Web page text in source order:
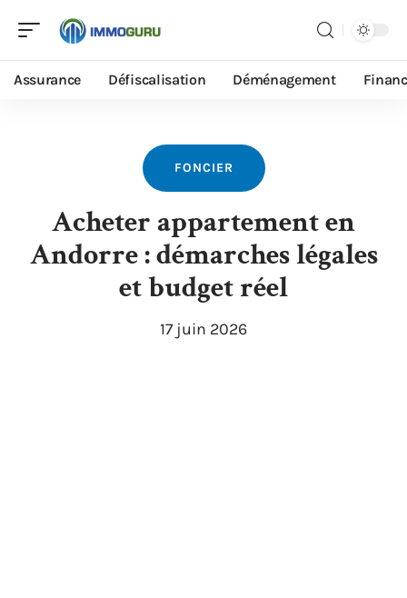
Assurance Défiscalisation Déménagement
FONCIER
Acheter appartement en
Andorre : démarches légales
et budget réel
17 juin 2026